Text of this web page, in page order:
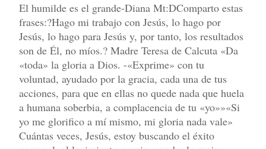
El humilde es el grande-Diana Mt:DComparto estas
frases:?Hago mi trabajo con Jesús, lo hago por
Jesús, lo hago para Jesús y, por tanto, los resultados
son de Él, no míos.? Madre Teresa de Calcuta «Da
«toda» la gloria a Dios. -«Exprime» con tu
voluntad, ayudado por la gracia, cada una de tus
acciones, para que en ellas no quede nada que huela
a humana soberbia, a complacencia de tu «yo»»«Si
yo me glorifico a mí mismo, mi gloria nada vale»
Cuántas veces, Jesús, estoy buscando el éxito